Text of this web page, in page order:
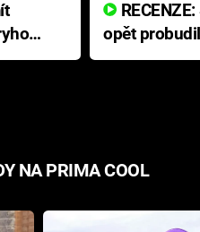
opět
přichází s
NA PRIMA COOL